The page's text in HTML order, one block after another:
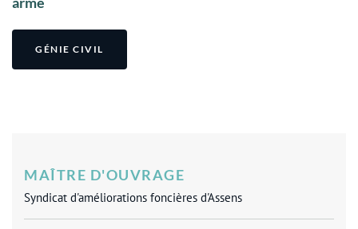
GÉNIE CIVIL
MAÎTRE D'OUVRAGE
Syndicat d'améliorations foncières d'Assens